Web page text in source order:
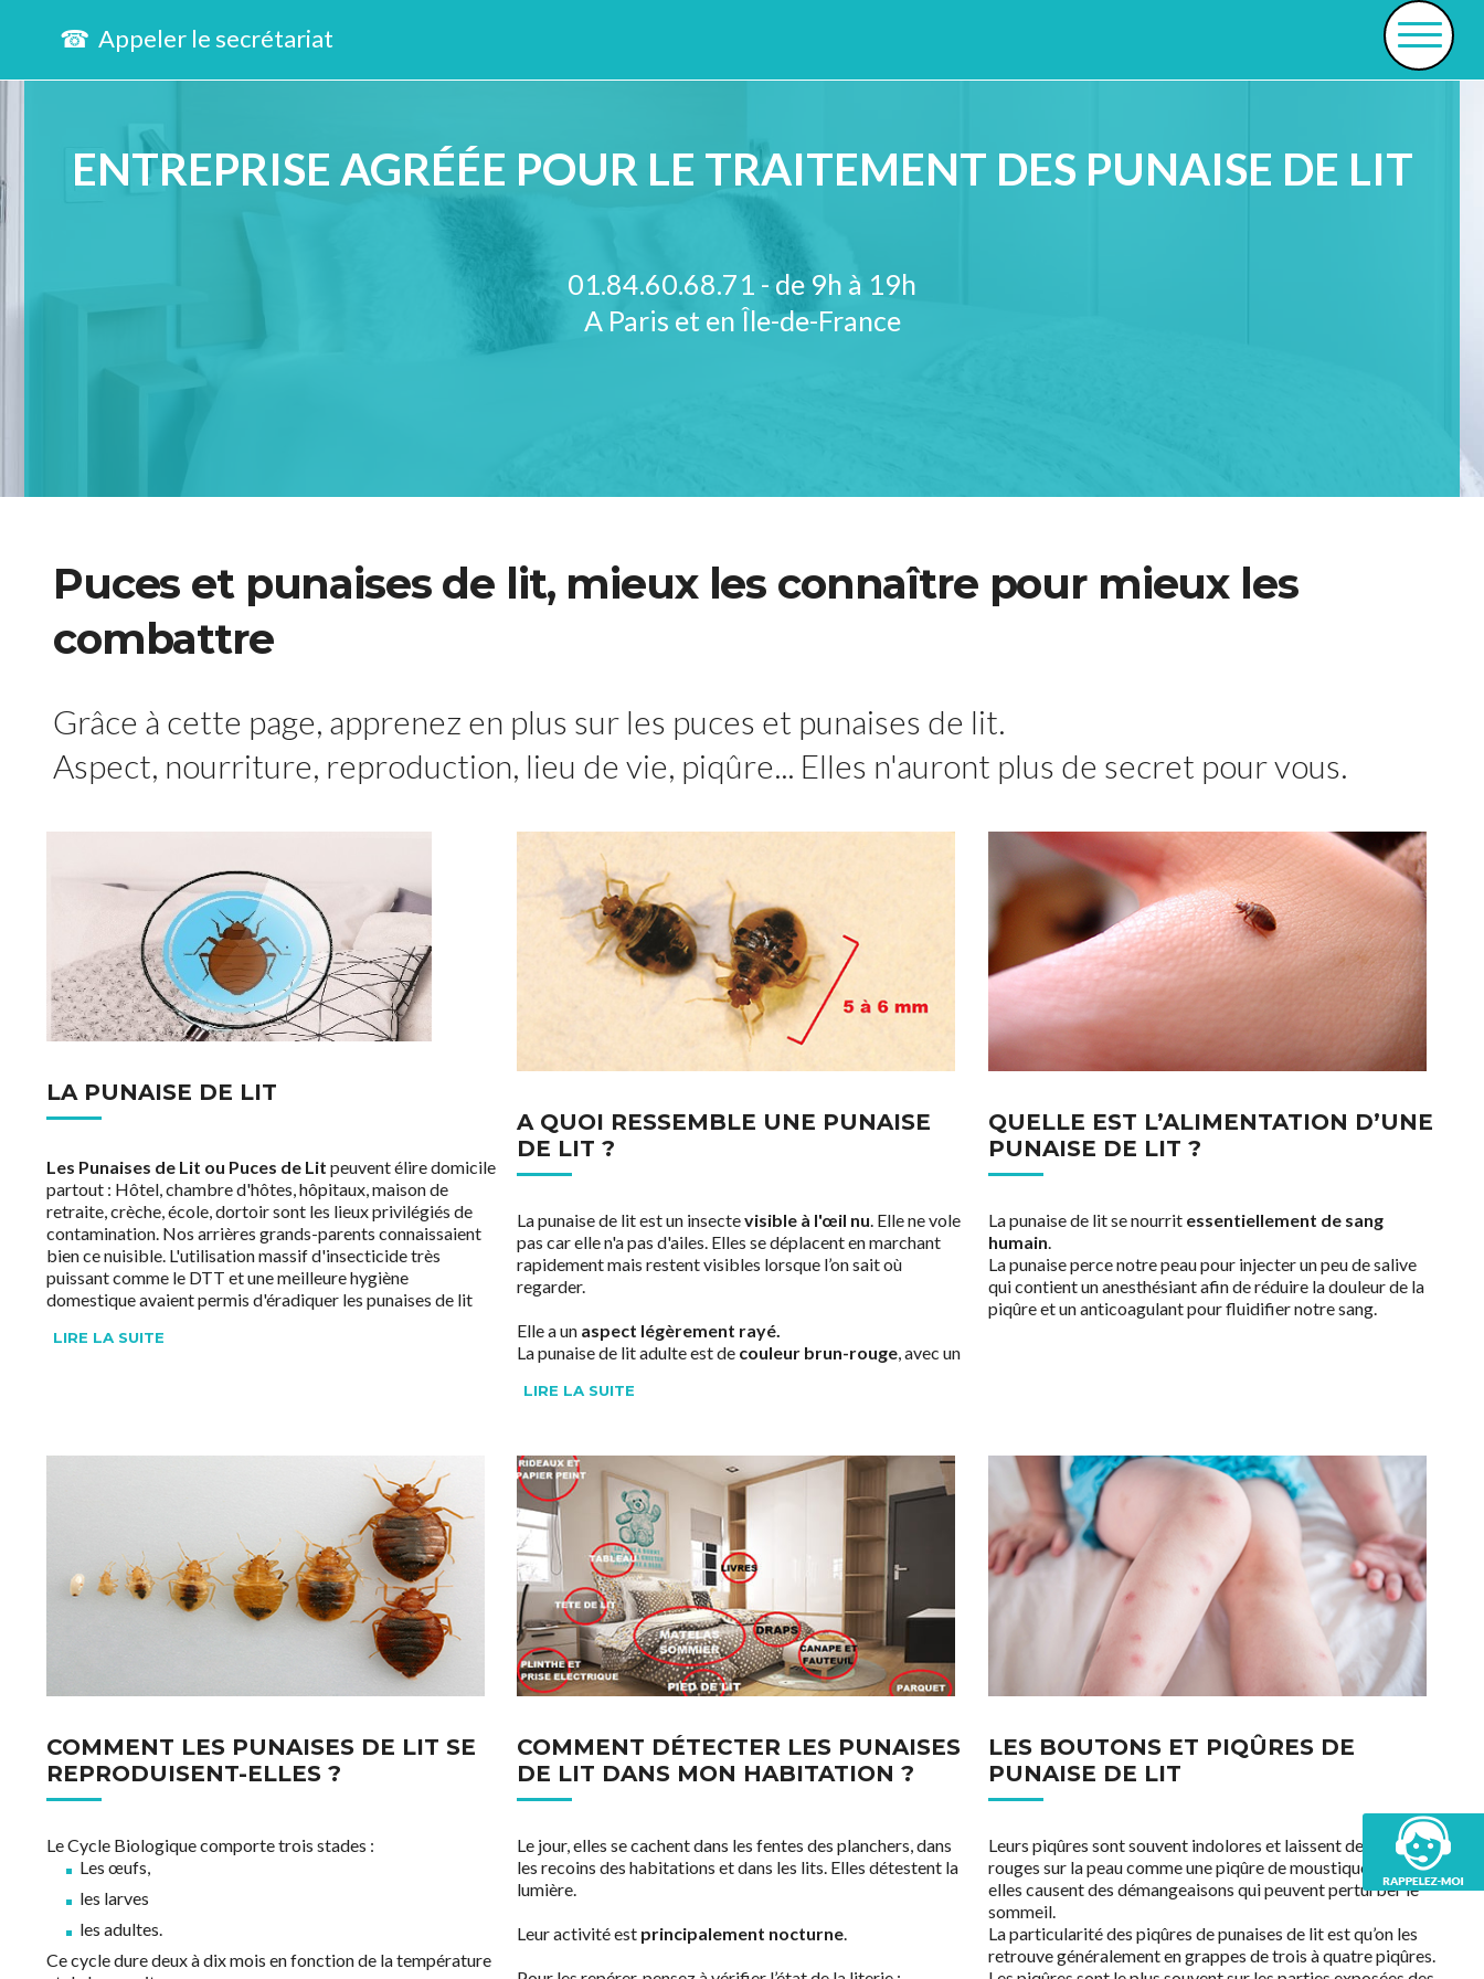
ENTREPRISE AGRÉÉE POUR LE TRAITEMENT DES PUNAISE DE LIT
01.84.60.68.71 - de 9h à 19h
A Paris et en Île-de-France
☎ Appeler le secrétariat
Puces et punaises de lit, mieux les connaître pour mieux les
combattre
Grâce à cette page, apprenez en plus sur les puces et punaises de lit.
Aspect, nourriture, reproduction, lieu de vie, piqûre... Elles n'auront plus de secret pour vous.
LA PUNAISE DE LIT
Les Punaises de Lit ou Puces de Lit peuvent élire domicile
partout : Hôtel, chambre d'hôtes, hôpitaux, maison de
retraite, crèche, école, dortoir sont les lieux privilégiés de
contamination. Nos arrières grands-parents connaissaient
bien ce nuisible. L'utilisation massif d'insecticide très
puissant comme le DTT et une meilleure hygiène
domestique avaient permis d'éradiquer les punaises de lit
sur les sols européens et américains. Les infestations de
maisons et d'hôtels sont en forte augmentation depuis
LIRE LA SUITE
A QUOI RESSEMBLE UNE PUNAISE
DE LIT ?
La punaise de lit est un insectevisible à l'œil nu. Elle ne vole
pas car elle n'a pas d'ailes. Elles se déplacent en marchant
rapidement mais restent visibles lorsque l’on sait où
regarder.
Elle a un aspect légèrement rayé.
La punaise de lit adulte est de couleur brun-rouge, avec un
devenant adultes, elles deviennent de plus en plus foncées et
opaques.
A l'âge adulte, on les compare souvent à une lentille ou à un
pépin de pomme.
LIRE LA SUITE
QUELLE EST L’ALIMENTATION D’UNE
PUNAISE DE LIT ?
La punaise de lit se nourrit essentiellement de sang
humain.
La punaise perce notre peau pour injecter un peu de salive
qui contient un anesthésiant afin de réduire la douleur de la
piqûre et un anticoagulant pour fluidifier notre sang.
COMMENT LES PUNAISES DE LIT SE
REPRODUISENT-ELLES ?
Le Cycle Biologique comporte trois stades :
Les œufs,
les larves
les adultes.
Ce cycle dure deux à dix mois en fonction de la température
COMMENT DÉTECTER LES PUNAISES
DE LIT DANS MON HABITATION ?
Le jour, elles se cachent dans les fentes des planchers, dans
les recoins des habitations et dans les lits. Elles détestent la
lumière.
Leur activité est principalement nocturne
LES BOUTONS ET PIQÛRES DE
PUNAISE DE LIT
Leurs piqûres sont souvent indolores et laissent des traces
rouges sur la peau comme une piqûre de moustique. Parfois,
elles causent des démangeaisons qui peuvent perturber le
sommeil.
La particularité des piqûres de punaises de lit est qu’on les
retrouve généralement en grappes de trois à quatre piqûres.